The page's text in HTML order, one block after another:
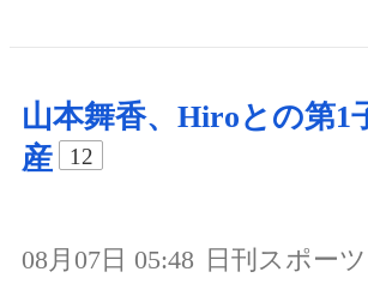
山本舞香、Hiroとの第1
産
12
08月07日 05:48 日刊スポーツ